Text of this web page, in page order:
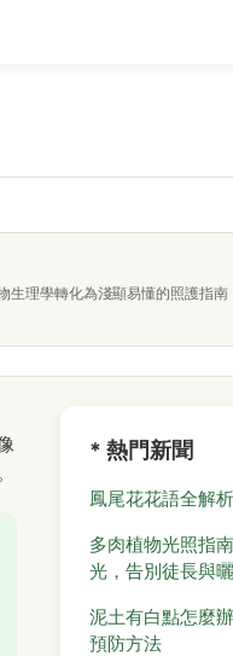
理學轉化為淺顯易懂的照護指
* 熱門新聞
鳳尾花花語全解
多肉植物光照指
光，告別徒長與
泥土有白點怎麼
預防方法